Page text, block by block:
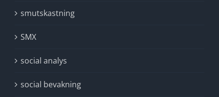
smutskastning
SMX
social analys
social bevakning